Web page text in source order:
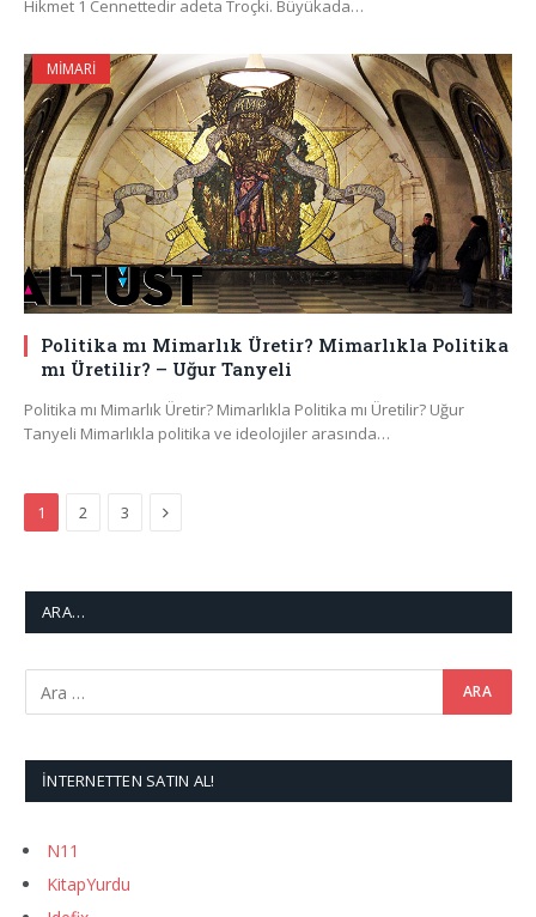
Hikmet 1 Cennettedir adeta Troçki. Büyükada…
MIMARI
Politika mı Mimarlık Üretir? Mimarlıkla Politika
mı Üretilir? – Uğur Tanyeli
Politika mı Mimarlık Üretir? Mimarlıkla Politika mı Üretilir? Uğur
Tanyeli Mimarlıkla politika ve ideolojiler arasında…
1 2 3 Next
ARA…
İNTERNETTEN SATIN AL!
N11
KitapYurdu